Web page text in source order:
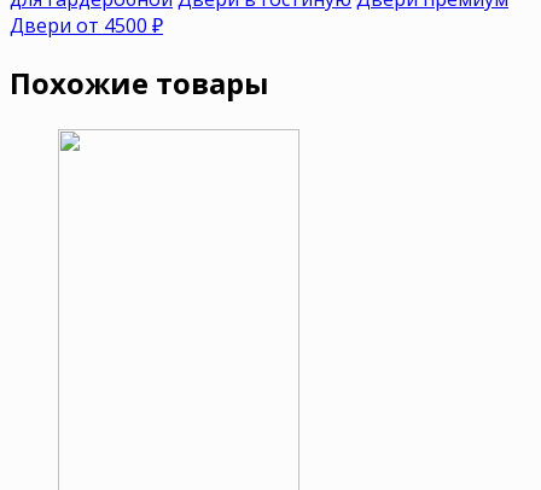
Двери от 4500 ₽
Похожие товары